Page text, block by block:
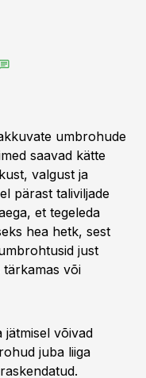
umbrohude
saavad kätte
valgust ja
pärast taliviljade
et tegeleda
hea hetk, sest
just
tärkamas või
jätmisel võivad
juba liiga